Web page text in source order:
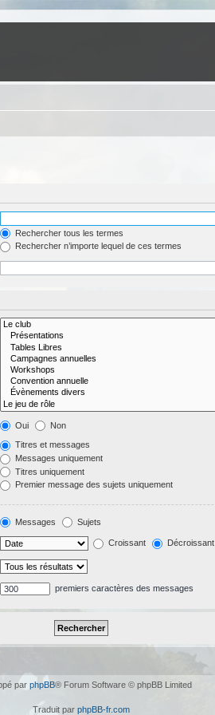
Rechercher tous les termes
Rechercher n’importe lequel de ces termes
Oui Non
Titres et messages
Messages uniquement
Titres uniquement
Premier message des sujets uniquement
Messages Sujets
Croissant Décroissant
premiers caractères des messages
par phpBB® Forum Software © phpBB Limited
Traduit par phpBB-fr.com